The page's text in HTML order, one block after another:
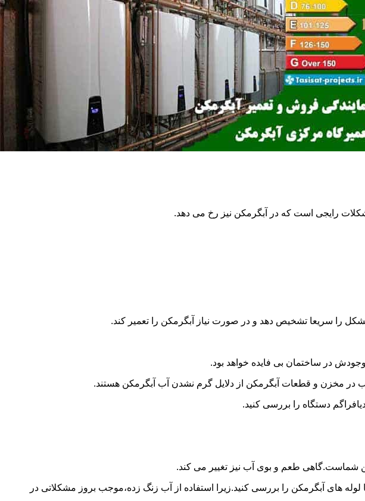
رایجی است که در آبگرمکن نیز رخ می دهد.
را سریعا تشخیص دهد و در صورت نیاز آبگرمکن را تعمیر کند.
در ساختمان بی فایده خواهد بود.
مخزن و قطعات آبگرمکن از دلایل گرم نشدن آب آبگرمکن هستند.
دستگاه را بررسی کنید.
شماست.گاهی طعم و بوی آب نیز تغییر می کند.
آبگرمکن را بررسی کنید.زیرا استفاده از آب زنگ زده،موجب بروز مشکلاتی در